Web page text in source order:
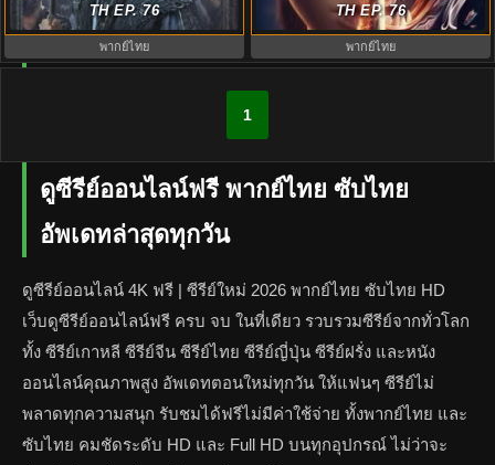
พากย์ไทย EP.1-40 (จบ)
TH EP. 76
พากย์ไทย
นทีมืด EP.1-40 (จบ)
TH EP. 76
พากย์ไทย
1
ดูซีรีย์ออนไลน์ฟรี พากย์ไทย ซับไทย
อัพเดทล่าสุดทุกวัน
ดูซีรีย์ออนไลน์ 4K ฟรี | ซีรีย์ใหม่ 2026 พากย์ไทย ซับไทย HD
เว็บดูซีรีย์ออนไลน์ฟรี ครบ จบ ในที่เดียว รวบรวมซีรีย์จากทั่วโลก
ทั้ง ซีรีย์เกาหลี ซีรีย์จีน ซีรีย์ไทย ซีรีย์ญี่ปุ่น ซีรีย์ฝรั่ง และหนัง
ออนไลน์คุณภาพสูง อัพเดทตอนใหม่ทุกวัน ให้แฟนๆ ซีรีย์ไม่
พลาดทุกความสนุก รับชมได้ฟรีไม่มีค่าใช้จ่าย ทั้งพากย์ไทย และ
ซับไทย คมชัดระดับ HD และ Full HD บนทุกอุปกรณ์ ไม่ว่าจะ